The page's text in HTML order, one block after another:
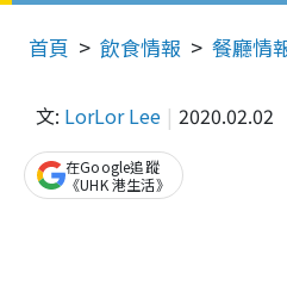
首頁 飲食情報 餐廳情
文: LorLor Lee 2020.02.02
在Google追蹤
《UHK 港生活》